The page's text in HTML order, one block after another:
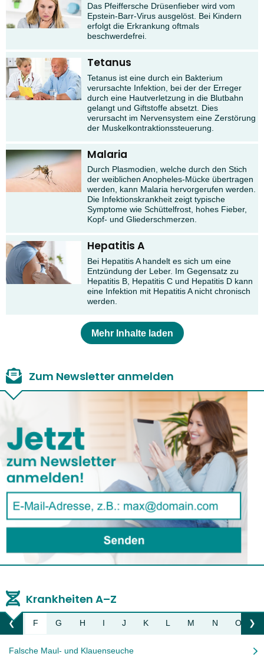
Das Pfeiffersche Drüsenfieber wird vom
Epstein-Barr-Virus ausgelöst. Bei Kindern
erfolgt die Erkrankung oftmals
beschwerdefrei.
Tetanus
Tetanus ist eine durch ein Bakterium
verursachte Infektion, bei der der Erreger
durch eine Hautverletzung in die Blutbahn
gelangt und Giftstoffe absetzt. Dies
verursacht im Nervensystem eine Zerstörung
der Muskelkontraktionssteuerung.
Malaria
Durch Plasmodien, welche durch den Stich
der weiblichen Anopheles-Mücke übertragen
werden, kann Malaria hervorgerufen werden.
Die Infektionskrankheit zeigt typische
Symptome wie Schüttelfrost, hohes Fieber,
Kopf- und Gliederschmerzen.
Hepatitis A
Bei Hepatitis A handelt es sich um eine
Entzündung der Leber. Im Gegensatz zu
Hepatitis B, Hepatitis C und Hepatitis D kann
eine Infektion mit Hepatitis A nicht chronisch
werden.
Mehr Inhalte laden
Zum Newsletter anmelden
Krankheiten A–Z
❮Liste nach links bewegen
E F G H J K M N O ❯
Falsche Maul- und Klauenseuche